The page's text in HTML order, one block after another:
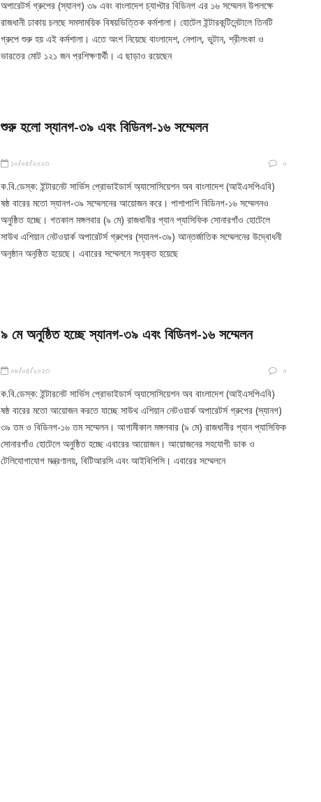
অপারেটর্স গ্রুপের (স্যানগ) ৩৯ এবং বাংলাদেশ চ্যাপ্টার বিডিনগ এর ১৬ সম্মেলন উপলক্ষে
রাজধানী ঢাকায় চলছে সমসাময়িক বিষয়ভিত্তিক কর্মশালা। হোটেল ইন্টারকন্টিনেন্টালে তিনটি
গ্রুপে শুরু হয় এই কর্মশালা। এতে অংশ নিয়েছে বাংলাদেশ, নেপাল, ভুটান, শ্রীলংকা ও
ভারতের মোট ১২১ জন প্রশিক্ষণার্থী। এ ছাড়াও রয়েছেন
শুরু হলো স্যানগ-৩৯ এবং বিডিনগ-১৬ সম্মেলন
১০/০৫/২০২৩ ০
ক.বি.ডেস্ক: ইন্টারনেট সার্ভিস প্রোভাইডার্স অ্যাসোসিয়েশন অব বাংলাদেশ (আইএসপিএবি)
ষষ্ঠ বারের মতো স্যানগ-৩৯ সম্মেলনের আয়োজন করে। পাশাপাশি বিডিনগ-১৬ সম্মেলনও
অনুষ্ঠিত হচ্ছে। গতকাল মঙ্গলবার (৯ মে) রাজধানীর প্যান প্যাসিফিক সোনারগাঁও হোটেলে
সাউথ এশিয়ান নেটওয়ার্ক অপারেটর্স গ্রুপের (স্যানগ-৩৯) আন্তর্জাতিক সম্মেলনের উদ্বোধনী
অনুষ্ঠান অনুষ্ঠিত হয়েছে। এবারের সম্মেলনে সংযুক্ত হয়েছে
৯ মে অনুষ্ঠিত হচ্ছে স্যানগ-৩৯ এবং বিডিনগ-১৬ সম্মেলন
০৮/০৫/২০২৩ ০
ক.বি.ডেস্ক: ইন্টারনেট সার্ভিস প্রোভাইডার্স অ্যাসোসিয়েশন অব বাংলাদেশ (আইএসপিএবি)
ষষ্ঠ বারের মতো আয়োজন করতে যাচ্ছে সাউথ এশিয়ান নেটওয়ার্ক অপারেটর্স গ্রুপের (স্যানগ)
৩৯ তম ও বিডিনগ-১৬ তম সম্মেলন। আগামীকাল মঙ্গলবার (৯ মে) রাজধানীর প্যান প্যাসিফিক
সোনারগাঁও হোটেলে অনুষ্ঠিত হচ্ছে এবারের আয়োজন। আয়োজনের সহযোগী ডাক ও
টেলিযোগাযোগ মন্ত্রণালয়, বিটিআরসি এবং আইবিপিসি। এবারের সম্মেলনে